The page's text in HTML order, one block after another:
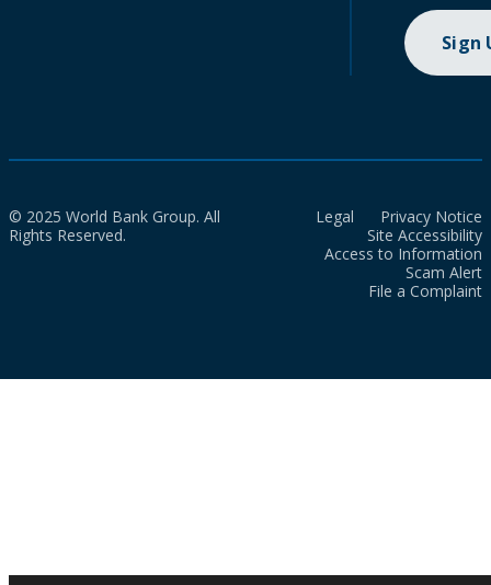
Sign
© 2025 World Bank Group. All
Rights Reserved.
Legal
Privacy Notice
Site Accessibility
Access to Information
Scam Alert
File a Complaint